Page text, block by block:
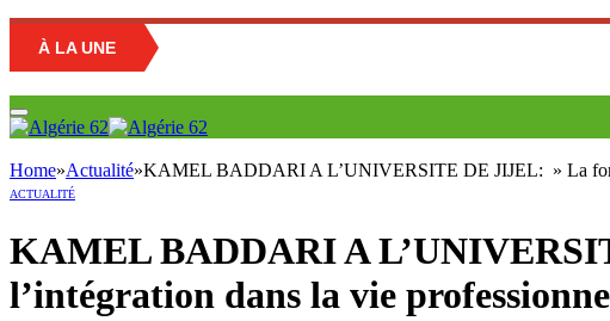
À LA UNE
Home»Actualité»KAMEL BADDARI A L’UNIVERSITE DE JIJEL: » La
ACTUALITÉ
KAMEL BADDARI A
l’intégration dans la vie